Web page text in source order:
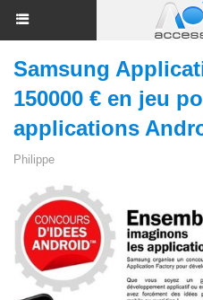
Samsung
150000 € en jeu
applications
Philippe